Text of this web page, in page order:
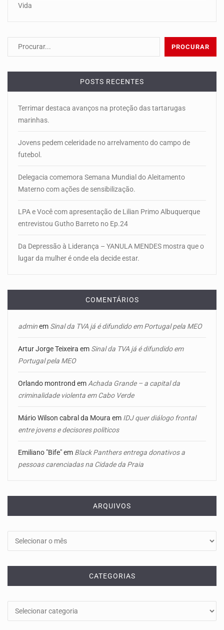
Vida
POSTS RECENTES
Terrimar destaca avanços na proteção das tartarugas
marinhas.
Jovens pedem celeridade no arrelvamento do campo de
futebol.
Delegacia comemora Semana Mundial do Aleitamento
Materno com ações de sensibilização.
LPA e Você com apresentação de Lilian Primo Albuquerque
entrevistou Gutho Barreto no Ep.24
Da Depressão à Liderança – YANULA MENDES mostra que o
lugar da mulher é onde ela decide estar.
COMENTÁRIOS
adminem Sinal da TVA já é difundido em Portugal pela MEO
Artur Jorge Teixeira em Sinal da TVA já é difundido em
Portugal pela MEO
Orlando montrond em Achada Grande – a capital da
criminalidade violenta em Cabo Verde
Mário Wilson cabral da Moura em IDJ quer diálogo frontal
entre jovens e decisores políticos
Emiliano "Bife"em Black Panthers entrega donativos a
pessoas carenciadas na Cidade da Praia
ARQUIVOS
CATEGORIAS